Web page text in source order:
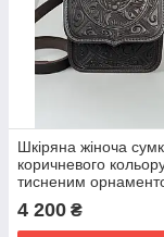
Шкіряна жіноча
коричневого
тисненим
4 200 ₴